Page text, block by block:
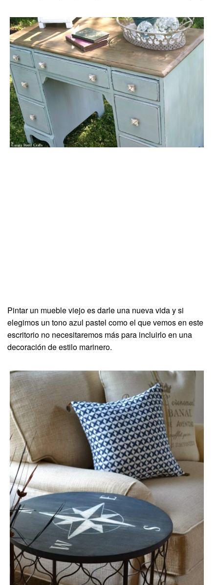
Pintar un mueble viejo es darle una nueva vida y si
elegimos un tono azul pastel como el que vemos en este
escritorio no necesitaremos más para incluirlo en una
decoración de estilo marinero.